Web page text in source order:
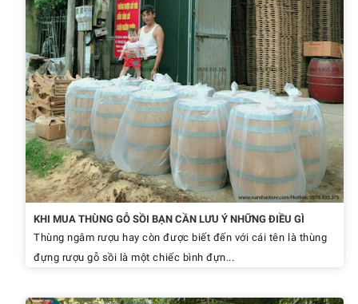
KHI MUA THÙNG GỖ SỒI BẠN CẦN LƯU Ý NHỮNG ĐIỀU GÌ
Thùng ngâm rượu hay còn được biết đến với cái tên là thùng
đựng rượu gỗ sồi là một chiếc bình đựn...